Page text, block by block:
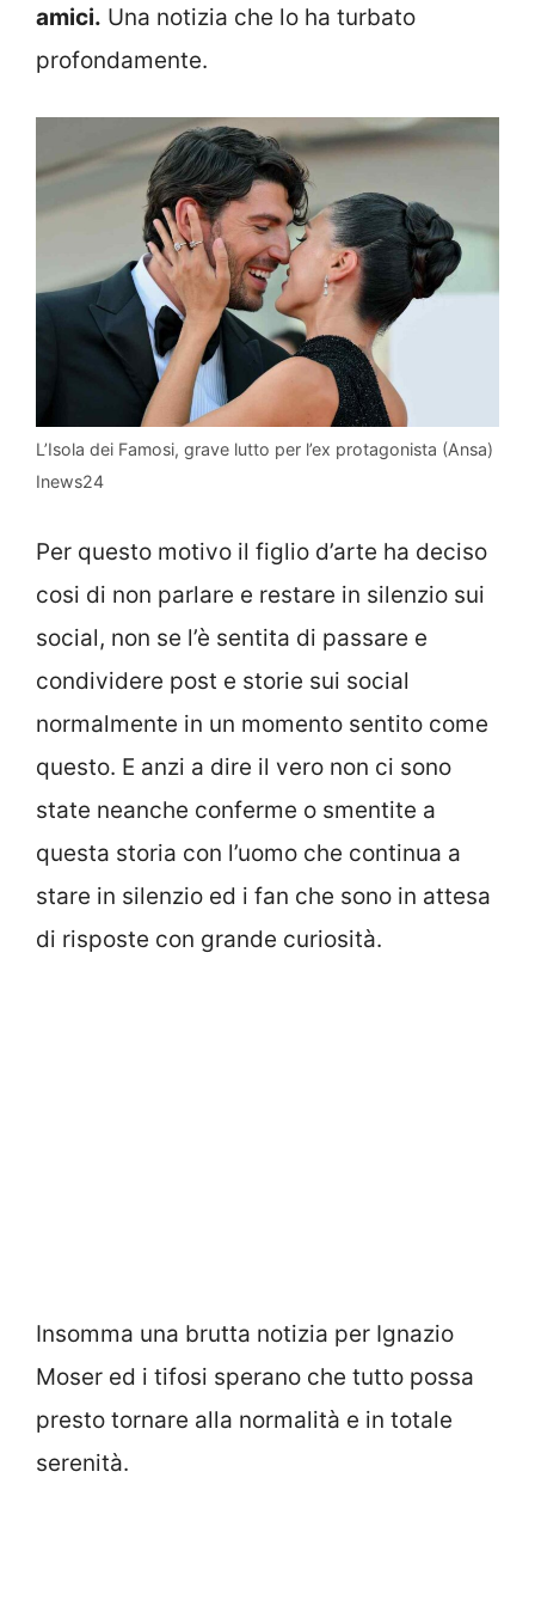
amici. Una notizia che lo ha turbato
profondamente.
L’Isola dei Famosi, grave lutto per l’ex protagonista (Ansa)
Inews24
Per questo motivo il figlio d’arte ha deciso
cosi di non parlare e restare in silenzio sui
social, non se l’è sentita di passare e
condividere post e storie sui social
normalmente in un momento sentito come
questo. E anzi a dire il vero non ci sono
state neanche conferme o smentite a
questa storia con l’uomo che continua a
stare in silenzio ed i fan che sono in attesa
di risposte con grande curiosità.
Insomma una brutta notizia per Ignazio
Moser ed i tifosi sperano che tutto possa
presto tornare alla normalità e in totale
serenità.